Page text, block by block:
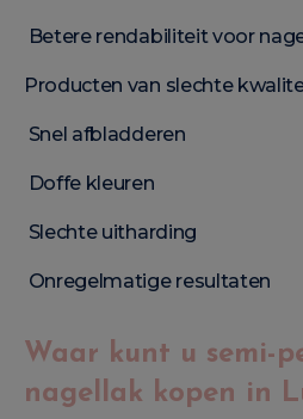
Betere rendabiliteit voor
Producten van slechte
Snel afbladderen
Doffe kleuren
Slechte uitharding
Onregelmatige resultaten
Waar kunt u semi-
nagellak kopen in